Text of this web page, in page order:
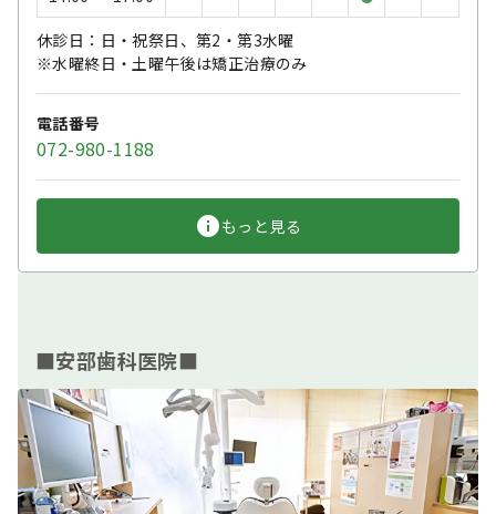
休診日：日・祝祭日、第2・第3水曜
※水曜終日・土曜午後は矯正治療のみ
電話番号
072-980-1188
もっと見る
■安部歯科医院■